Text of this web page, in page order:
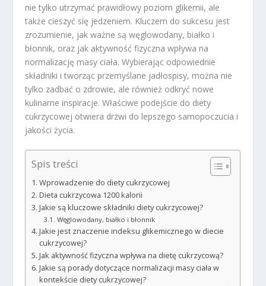
nie tylko utrzymać prawidłowy poziom glikemii, ale
także cieszyć się jedzeniem. Kluczem do sukcesu jest
zrozumienie, jak ważne są węglowodany, białko i
błonnik, oraz jak aktywność fizyczna wpływa na
normalizację masy ciała. Wybierając odpowiednie
składniki i tworząc przemyślane jadłospisy, można nie
tylko zadbać o zdrowie, ale również odkryć nowe
kulinarne inspiracje. Właściwe podejście do diety
cukrzycowej otwiera drzwi do lepszego samopoczucia i
jakości życia.
Spis treści
Wprowadzenie do diety cukrzycowej
Dieta cukrzycowa 1200 kalorii
Jakie są kluczowe składniki diety cukrzycowej?
Węglowodany, białko i błonnik
Jakie jest znaczenie indeksu glikemicznego w diecie
cukrzycowej?
Jak aktywność fizyczna wpływa na dietę cukrzycową?
Jakie są porady dotyczące normalizacji masy ciała w
kontekście diety cukrzycowej?